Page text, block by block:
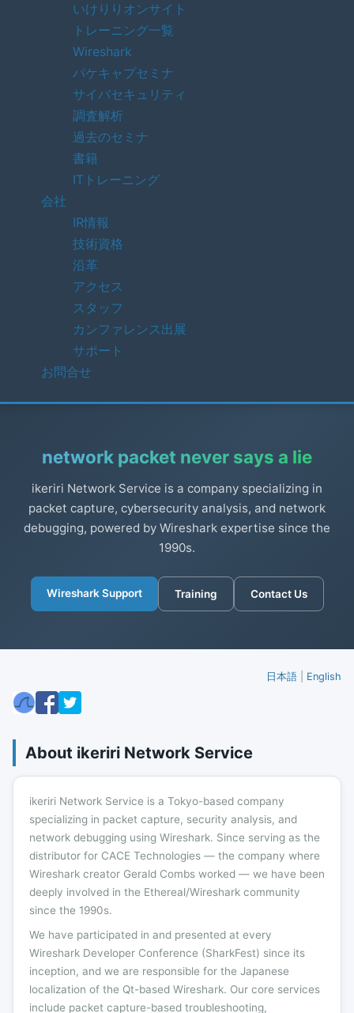
いけりりオンサイト
トレーニング一覧
Wireshark
パケキャプセミナ
サイバセキュリティ
調査解析
過去のセミナ
書籍
ITトレーニング
会社
IR情報
技術資格
沿革
アクセス
スタッフ
カンファレンス出展
サポート
お問合せ
network packet never says a lie
ikeriri Network Service is a company specializing in
packet capture, cybersecurity analysis, and network
debugging, powered by Wireshark expertise since the
1990s.
Wireshark Support Training Contact Us
日本語 English
About ikeriri Network Service
ikeriri Network Service is a Tokyo-based company
specializing in packet capture, security analysis, and
network debugging using Wireshark. Since serving as the
distributor for CACE Technologies — the company where
Wireshark creator Gerald Combs worked — we have been
deeply involved in the Ethereal/Wireshark community
since the 1990s.
We have participated in and presented at every
Wireshark Developer Conference (SharkFest) since its
inception, and we are responsible for the Japanese
localization of the Qt-based Wireshark. Our core services
include packet capture-based troubleshooting,